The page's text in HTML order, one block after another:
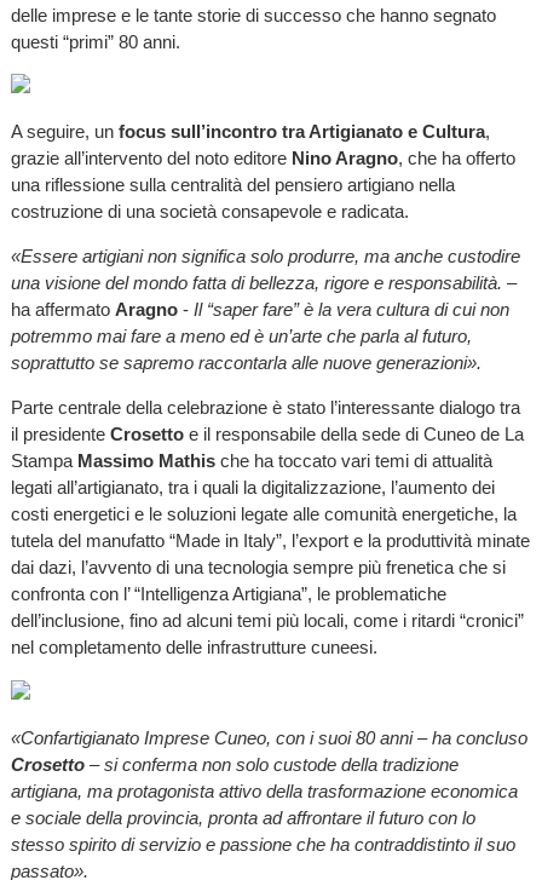
delle imprese e le tante storie di successo che hanno segnato
questi “primi” 80 anni.
A seguire, un focus sull’incontro tra Artigianato e Cultura,
grazie all’intervento del noto editore Nino Aragno, che ha offerto
una riflessione sulla centralità del pensiero artigiano nella
costruzione di una società consapevole e radicata.
«Essere artigiani non significa solo produrre, ma anche custodire
una visione del mondo fatta di bellezza, rigore e responsabilità. –
ha affermato Aragno- Il “saper fare” è la vera cultura di cui non
potremmo mai fare a meno ed è un’arte che parla al futuro,
soprattutto se sapremo raccontarla alle nuove generazioni».
Parte centrale della celebrazione è stato l’interessante dialogo tra
il presidente Crosetto e il responsabile della sede di Cuneo de La
Stampa Massimo Mathis che ha toccato vari temi di attualità
legati all’artigianato, tra i quali la digitalizzazione, l’aumento dei
costi energetici e le soluzioni legate alle comunità energetiche, la
tutela del manufatto “Made in Italy”, l’export e la produttività minate
dai dazi, l’avvento di una tecnologia sempre più frenetica che si
confronta con l’ “Intelligenza Artigiana”, le problematiche
dell’inclusione, fino ad alcuni temi più locali, come i ritardi “cronici”
nel completamento delle infrastrutture cuneesi.
«Confartigianato Imprese Cuneo, con i suoi 80 anni – ha concluso
Crosetto – si conferma non solo custode della tradizione
artigiana, ma protagonista attivo della trasformazione economica
e sociale della provincia, pronta ad affrontare il futuro con lo
stesso spirito di servizio e passione che ha contraddistinto il suo
passato».